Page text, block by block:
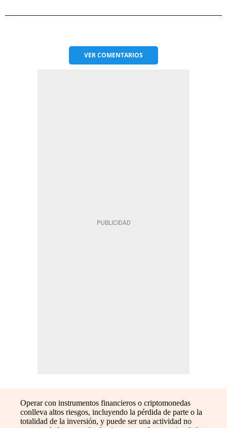
VERCOMENTARIOS
Operar con instrumentos financieros o criptomonedas
conlleva altos riesgos, incluyendo la pérdida de parte o la
totalidad de la inversión, y puede ser una actividad no